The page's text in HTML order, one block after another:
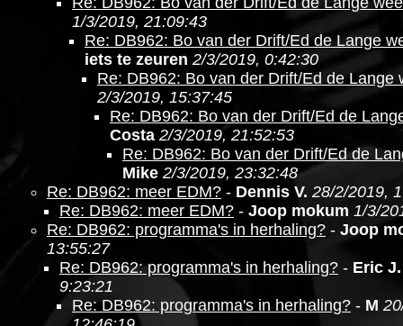
1/3/2019, 21:09:43
Re: DB962: Bo van der Drift/Ed de Lange
iets te zeuren 2/3/2019, 0:42:30
Re: DB962: Bo van der Drift/Ed de Lange
2/3/2019, 15:37:45
Re: DB962: Bo van der Drift/Ed de
Costa 2/3/2019, 21:52:53
Re: DB962: Bo van der Drift/Ed de
Mike 2/3/2019, 23:32:48
Re: DB962: meer EDM? - Dennis V. 28/2/2019,
Re: DB962: meer EDM? - Joop mokum 1/3/
Re: DB962: programma's in herhaling? - Joop
13:55:27
Re: DB962: programma's in herhaling? - Eric J.
9:23:21
Re: DB962: programma's in herhaling? - M